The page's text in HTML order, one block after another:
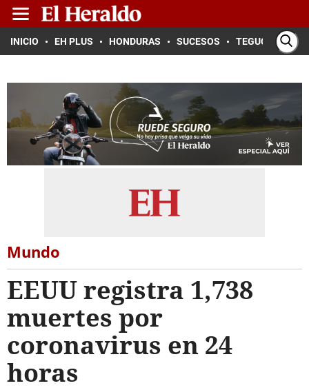
INICIO EH PLUS HONDURAS SUCESOS TEGUCIGALPA
Mundo
EEUU registra 1,738
muertes por
coronavirus en 24
horas